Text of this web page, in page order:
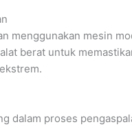
menggunakan mesin
berat untuk
dalam proses